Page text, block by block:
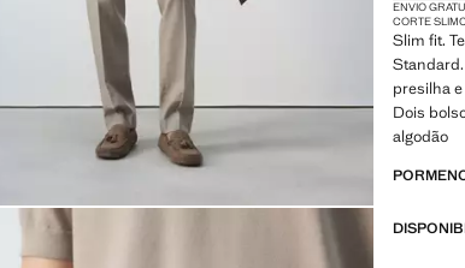
ENVIO
CORTE SLIM
Slim fit.
presilha
Dois
algodão